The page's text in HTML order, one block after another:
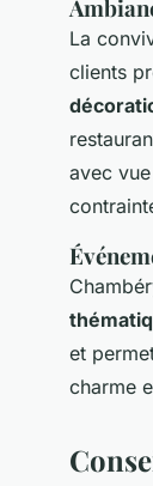
La
clients
avec
et
charme